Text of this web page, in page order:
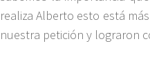
realiza Alberto esto está
nuestra petición y lograron